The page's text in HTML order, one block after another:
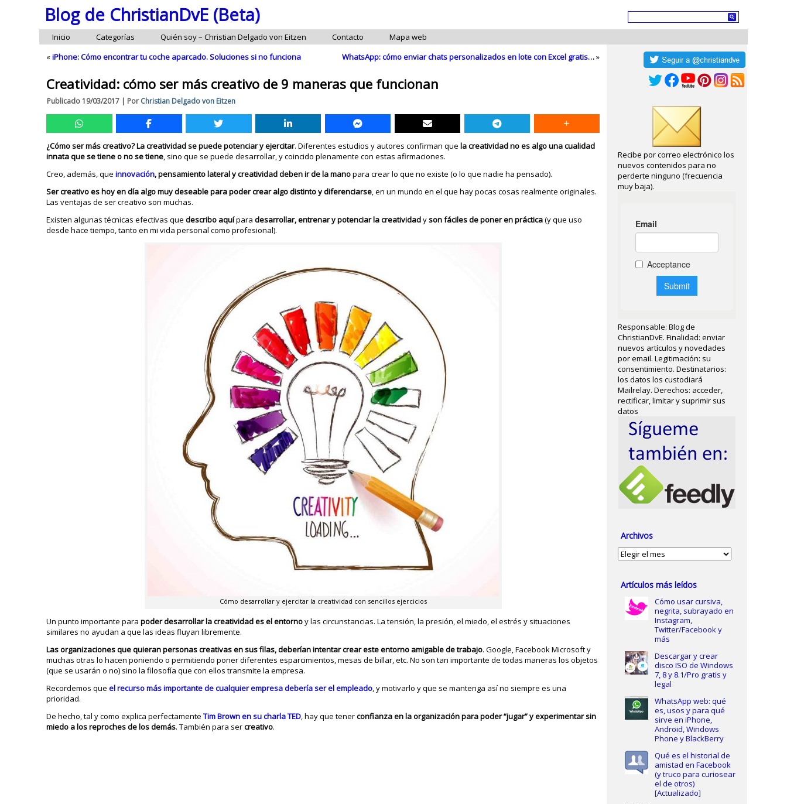
Blog de ChristianDvE (Beta)
Inicio Categorías Quién soy – Christian Delgado von Eitzen Contacto
Mapa web
«iPhone: Cómo encontrar tu coche aparcado. Soluciones si no funciona WhatsApp: cómo enviar chats personalizados en lote con Excel gratis…»
Creatividad: cómo ser más creativo de 9 maneras que funcionan
Publicado19/03/2017 | Por Christian Delgado von Eitzen
¿Cómo ser más creativo? La creatividad se puede potenciar y ejercitar. Diferentes estudios y autores confirman quela creatividad no es algo una cualidad
innata que se tiene o no se tiene, sino que se puede desarrollar, y coincido plenamente con estas afirmaciones.
Creo, además, queinnovación, pensamiento lateral y creatividad deben ir de la manopara crear lo que no existe (o lo que nadie ha pensado).
Ser creativo es hoy en día algo muy deseable para poder crear algo distinto y diferenciarse, en un mundo en el que hay pocas cosas realmente originales.
Las ventajas de ser creativo son muchas.
Existen algunas técnicas efectivas quedescribo aquíparadesarrollar, entrenar y potenciar la creatividadyson fáciles de poner en práctica(y que uso
desde hace tiempo, tanto en mi vida personal como profesional).
Cómo desarrollar y ejercitar la creatividad con sencillos ejercicios
Un punto importante parapoder desarrollar la creatividad es el entornoy las circunstancias. La tensión, la presión, el miedo, el estrés y situaciones
similares no ayudan a que las ideas fluyan libremente.
Las organizaciones que quieran personas creativas en sus filas, deberían intentar crear este entorno amigable de trabajo. Google, Facebook Microsoft y
muchas otras lo hacen poniendo o permitiendo poner diferentes esparcimientos, mesas de billar, etc. No son tan importante de todas maneras los objetos
(que se usarán o no) sino la filosofía que con ellos transmite la empresa.
Recordemos queel recurso más importante de cualquier empresa debería ser el empleado, y motivarlo y que se mantenga así no siempre es una
prioridad.
De hecho, tal y como explica perfectamenteTim Brown en su charla TED, hay que tenerconfianza en la organización para poder “jugar” y experimentar sin
miedo a los reproches de los demás. También para sercreativo.
Recibe por correo electrónico los
nuevos contenidos para no
perderte ninguno (frecuencia
muy baja).
Responsable: Blog de
ChristianDvE. Finalidad: enviar
nuevos artículos y novedades
por email. Legitimación: su
consentimiento. Destinatarios:
los datos los custodiará
Mailrelay. Derechos: acceder,
rectificar, limitar y suprimir sus
datos
Archivos
Archivos
Artículos más leídos
Cómo usar cursiva,
negrita, subrayado en
Instagram,
Twitter/Facebook y
más
Descargar y crear
disco ISO de Windows
7, 8 y 8.1/Pro gratis y
legal
WhatsApp web: qué
es, usos y para qué
sirve en iPhone,
Android, Windows
Phone y BlackBerry
Qué es el historial de
amistad en Facebook
(y truco para curiosear
el de otros)
[Actualizado]